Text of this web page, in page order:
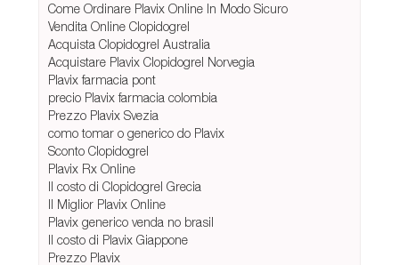
Come Ordinare Plavix Online In Modo Sicuro
Vendita Online Clopidogrel
Acquista Clopidogrel Australia
Acquistare Plavix Clopidogrel Norvegia
Plavix farmacia pont
precio Plavix farmacia colombia
Prezzo Plavix Svezia
como tomar o generico do Plavix
Sconto Clopidogrel
Plavix Rx Online
Il costo di Clopidogrel Grecia
Il Miglior Plavix Online
Plavix generico venda no brasil
Il costo di Plavix Giappone
Prezzo Plavix